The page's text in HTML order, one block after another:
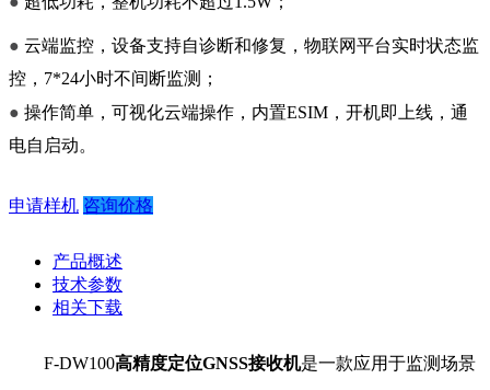
● 云端监控，设备支持自诊断和修复，物联网平台实时状态监
控，7*24小时不间断监测；
● 操作简单，可视化云端操作，内置ESIM，开机即上线，通
电自启动。
申请样机 咨询价格
产品概述
技术参数
相关下载
F-DW100高精度定位GNSS接收机是一款应用于监测场景